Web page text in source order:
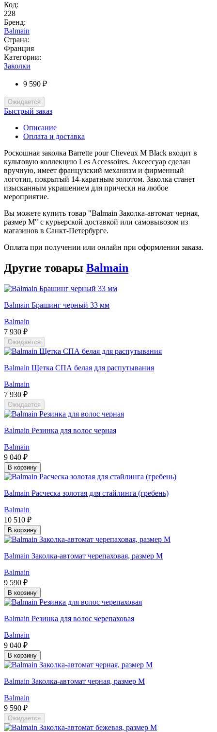
Код:
228
Бренд:
Balmain
Страна:
Франция
Категории:
Заколки
9 590 ₽
Ожидается
Быстрый заказ
Описание
Оплата и доставка
Роскошная заколка Barrette pour Cheveux M Black входит в
культовую коллекцию Les Accessoires. Аксессуар сделан
вручную, имеет французский механизм и фирменный
логотип, покрытый 14-каратным золотом. Заколка станет
изысканным украшением для прически на любое
мероприятие.
Вы можете купить товар "Balmain Заколка-автомат черная,
размер M" с курьерской доставкой или самовывозом из
магазинов в Санкт-Петербурге.
Оплата при получении или онлайн при оформлении заказа.
Другие товары Balmain
Balmain Брашинг черный 33 мм
Balmain
7 930 ₽
Ожидается
Balmain Щетка СПА белая для распутывания
Balmain
7 930 ₽
Ожидается
Balmain Резинка для волос черная
Balmain
9 040 ₽
В корзину
Balmain Расческа золотая для стайлинга (гребень)
Balmain
10 510 ₽
В корзину
Balmain Заколка-автомат черепаховая, размер M
Balmain
9 590 ₽
В корзину
Balmain Резинка для волос черепаховая
Balmain
9 040 ₽
В корзину
Balmain Заколка-автомат черная, размер M
Balmain
9 590 ₽
Ожидается